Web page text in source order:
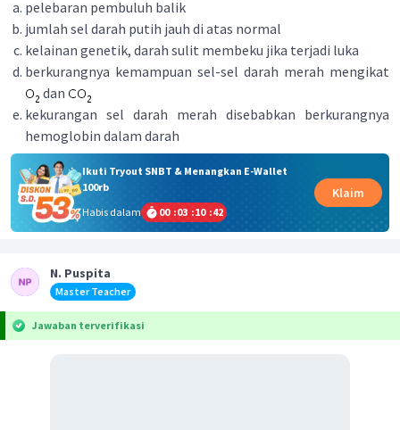
pelebaran pembuluh balik
jumlah sel darah putih jauh di atas normal
kelainan genetik, darah sulit membeku jika terjadi luka
berkurangnya kemampuan sel-sel darah merah mengikat
dan
kekurangan sel darah merah disebabkan berkurangnya
hemoglobin dalam darah
Ikuti Tryout SNBT & Menangkan E-Wallet
100rb
Habis dalam
00 :03 :10 :42
Klaim
N. Puspita
Master Teacher
Jawaban terverifikasi